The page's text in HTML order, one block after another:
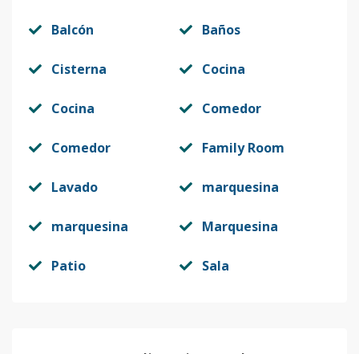
Balcón Baños
Cisterna Cocina
Cocina Comedor
Comedor Family Room
Lavado marquesina
marquesina Marquesina
Patio Sala